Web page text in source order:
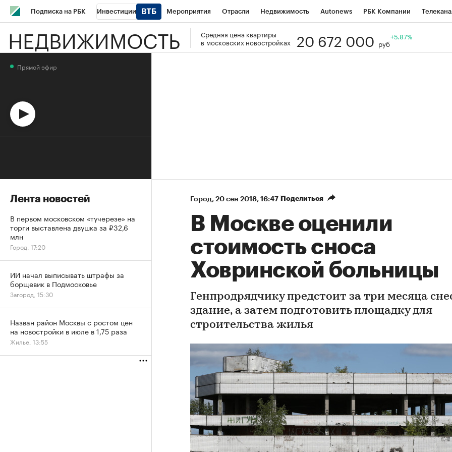
Подписка на РБК Инвестиции Мероприятия Отрасли Недвижимость Autonews РБК Компании
Школа управления РБК РБК Образование РБК Курсы РБК Life Тренды Национальные проекты
НЕДВИЖИМОСТЬ
Средняя цена квартиры
в московских новостройках
20 672 000 руб
+5.87%
Город⁠, 20 сен 2018, 16:47 Поделиться
В Москве оценили
стоимость сноса
Ховринской больницы
Генпродрядчику предстоит за три месяца
здание, а затем подготовить площадку для
строительства жилья
Прямой эфир
Лента новостей
В первом московском «тучерезе» на
торги выставлена двушка за ₽32,6
млн
Город, 17:20
ИИ начал выписывать штрафы за
борщевик в Подмосковье
Загород, 15:30
Назван район Москвы с ростом цен
на новостройки в июле в 1,75 раза
Жилье, 13:55